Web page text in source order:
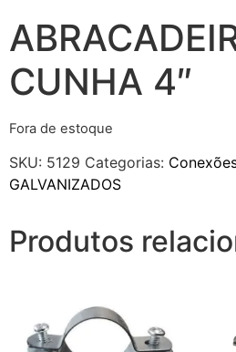
CUNHA 4″
Fora de estoque
SKU: 5129 Categorias:
GALVANIZADOS
Produtos